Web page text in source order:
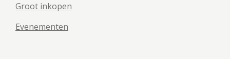
Groot inkopen
Evenementen